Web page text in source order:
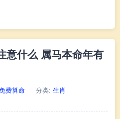
意什么 属马本命年有
费算命 分类: 生肖